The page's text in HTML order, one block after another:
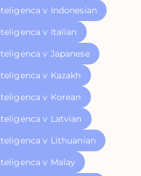
v Indonesian
v Italian
v Japanese
v Kazakh
v Korean
v Latvian
v Lithuanian
v Malay